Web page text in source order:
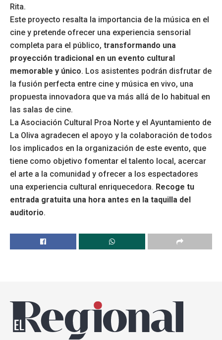
Rita.
Este proyecto resalta la importancia de la música en el
cine y pretende ofrecer una experiencia sensorial
completa para el público, transformando una
proyección tradicional en un evento cultural
memorable y único. Los asistentes podrán disfrutar de
la fusión perfecta entre cine y música en vivo, una
propuesta innovadora que va más allá de lo habitual en
las salas de cine.
La Asociación Cultural Proa Norte y el Ayuntamiento de
La Oliva agradecen el apoyo y la colaboración de todos
los implicados en la organización de este evento, que
tiene como objetivo fomentar el talento local, acercar
el arte a la comunidad y ofrecer a los espectadores
una experiencia cultural enriquecedora. Recoge tu
entrada gratuita una hora antes en la taquilla del
auditorio.